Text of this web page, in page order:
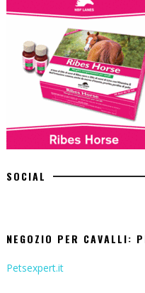
SOCIAL
NEGOZIO PER CAVALLI:
Petsexpert.it